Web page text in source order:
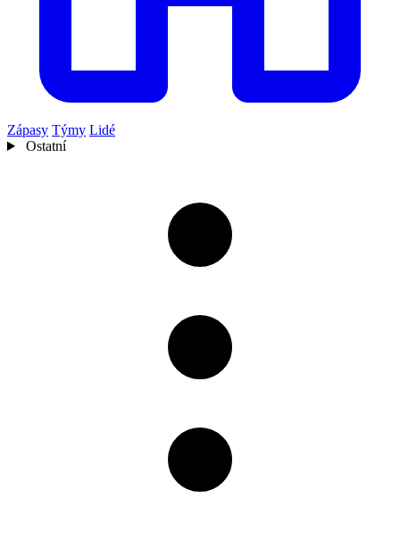
Zápasy Týmy Lidé
Ostatní